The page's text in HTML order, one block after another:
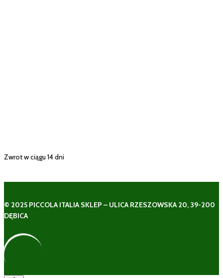
Zwrot w ciągu 14 dni
© 2025 PICCOLA ITALIA SKLEP – ULICA RZESZOWSKA 20, 39-200
DĘBICA